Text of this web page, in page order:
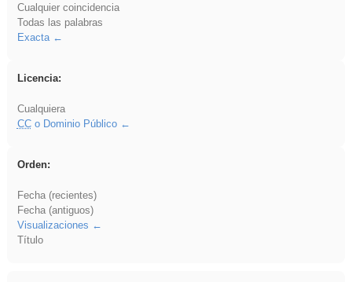
Cualquier coincidencia
Todas las palabras
Exacta
Licencia:
Cualquiera
CCo Dominio Público
Orden:
Fecha (recientes)
Fecha (antiguos)
Visualizaciones
Título